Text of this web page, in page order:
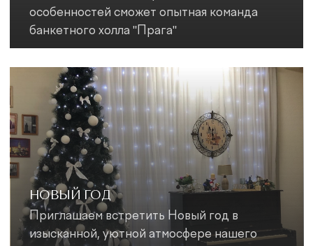
ИНФОРМАЦИЯ
О нас
Бизнес-ланч
Контакты
МЕРОПРИЯТИЯ
Свадьба
Юбилей
Банкет
Новый год
Детские праздники
УСЛУГИ
Украшения
Свадебные торты
Кейтеринг
Выездная регистрация
Кейтеринг